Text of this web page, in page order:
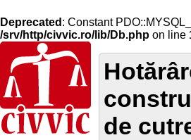
Deprecated : Constant
/srv/http/civvic.ro/lib/Db.php on line
de